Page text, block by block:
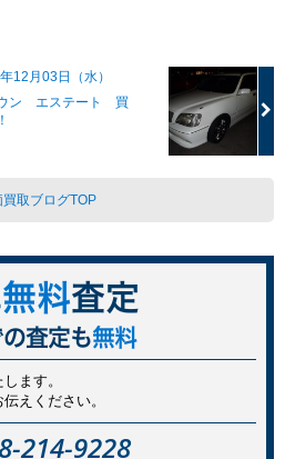
12月03日（水）
ン エステート 買
買取ブログTOP
無料査定
査定も無料
ます。
えください。
214-9228